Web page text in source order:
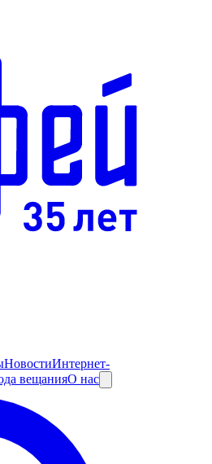
НовостиИнтернет-
вещанияО нас